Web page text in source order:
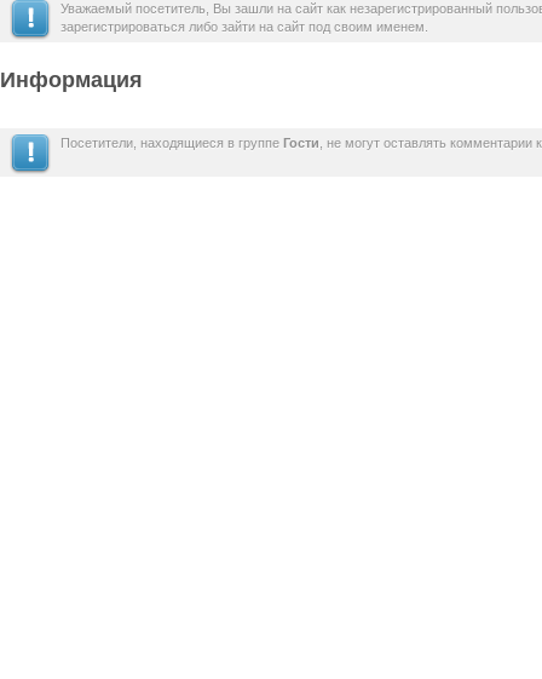
Уважаемый посетитель, Вы зашли на сайт как незарегистрированный
зарегистрироваться либо зайти на сайт под своим именем.
Информация
Посетители, находящиеся в группе Гости , не могут оставлять комментарии